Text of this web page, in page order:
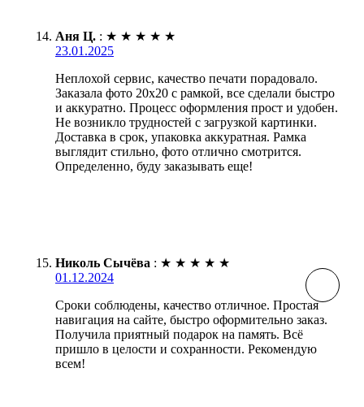
Аня Ц. : ★ ★ ★ ★ ★
23.01.2025
Неплохой сервис, качество печати порадовало.
Заказала фото 20х20 с рамкой, все сделали быстро
и аккуратно. Процесс оформления прост и удобен.
Не возникло трудностей с загрузкой картинки.
Доставка в срок, упаковка аккуратная. Рамка
выглядит стильно, фото отлично смотрится.
Определенно, буду заказывать еще!
Николь Сычёва : ★ ★ ★ ★ ★
01.12.2024
Сроки соблюдены, качество отличное. Простая
навигация на сайте, быстро оформительно заказ.
Получила приятный подарок на память. Всё
пришло в целости и сохранности. Рекомендую
всем!